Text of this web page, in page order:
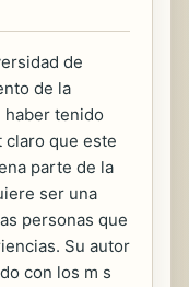
de
de la
haber tenido
claro que este
parte de la
ser una
personas que
Su autor
con los m s